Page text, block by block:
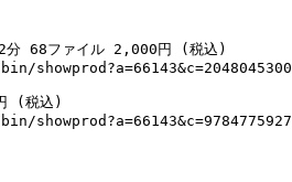
分 68ファイル 2,000円 (税込)
(税込)